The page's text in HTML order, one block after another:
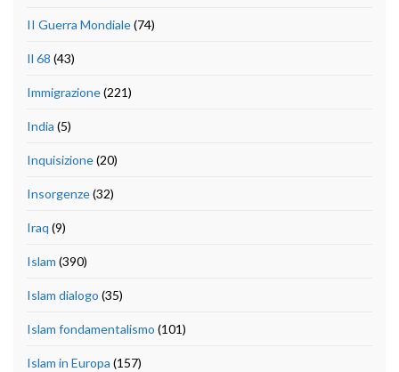
II Guerra Mondiale(74)
Il 68 (43)
Immigrazione(221)
India (5)
Inquisizione(20)
Insorgenze(32)
Iraq (9)
Islam (390)
Islam dialogo (35)
Islam fondamentalismo (101)
Islam in Europa (157)